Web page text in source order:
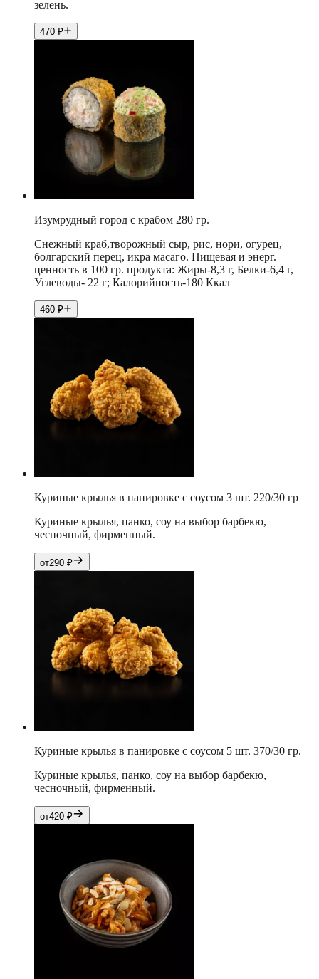
зелень.
470 ₽
Изумрудный город с крабом 280 гр.
Снежный краб,творожный сыр, рис, нори, огурец,
болгарский перец, икра масаго. Пищевая и энерг.
ценность в 100 гр. продукта: Жиры-8,3 г, Белки-6,4 г,
Углеводы- 22 г; Калорийность-180 Ккал
460 ₽
Куриные крылья в панировке с соусом 3 шт. 220/30 гр
Куриные крылья, панко, соу на выбор барбекю,
чесночный, фирменный.
от290 ₽
Куриные крылья в панировке с соусом 5 шт. 370/30 гр.
Куриные крылья, панко, соу на выбор барбекю,
чесночный, фирменный.
от420 ₽